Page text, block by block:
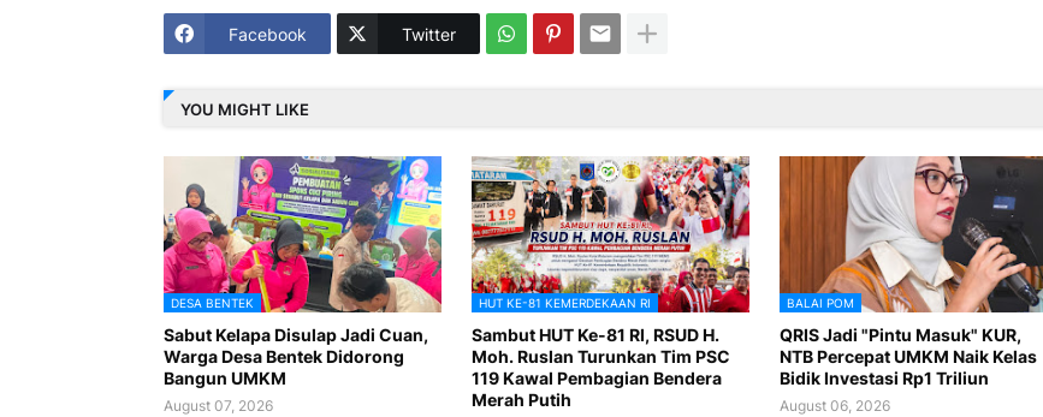
Facebook Twitter
YOU MIGHT LIKE
DESA BENTEK
Sabut Kelapa Disulap Jadi Cuan,
Warga Desa Bentek Didorong
Bangun UMKM
August 07, 2026
HUT KE-81 KEMERDEKAAN RI
Sambut HUT Ke-81 RI, RSUD H.
Moh. Ruslan Turunkan Tim PSC
119 Kawal Pembagian Bendera
Merah Putih
BALAI POM
QRIS Jadi "Pintu Masuk" KUR,
NTB Percepat UMKM Naik Kelas
Bidik Investasi Rp1 Triliun
August 06, 2026